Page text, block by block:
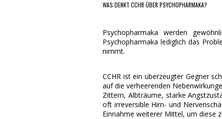
WAS DENKT CCHR ÜBER PSYCHOPHARMAKA?
Psychopharmaka werden
Psychopharmaka lediglich das
nimmt.
CCHR ist ein überzeugter Gegner
auf die verheerenden
Zittern, Albträume, starke
oft irreversible Hirn- und
Einnahme weiterer Mittel, um diese